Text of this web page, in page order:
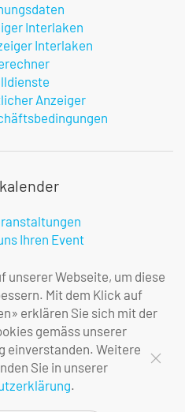
Interlaken
Interlaken
Anzeiger
Ihren Event
uns
unserer Webseite, um diese
Mit dem Klick auf
erklären Sie sich mit der
gemäss unserer
einverstanden. Weitere
Sie in unserer
.